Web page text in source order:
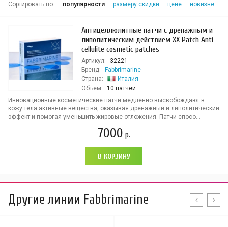
Сортировать по: популярности размеру скидки цене новизне
Антицеллюлитные патчи с дренажным и
липолитическим действием XX Patch Anti-
cellulite cosmetic patches
Артикул:
32221
Бренд:
Fabbrimarine
Страна:
Италия
Объем:
10 патчей
Инновационные косметические патчи медленно высвобождают в
кожу тела активные вещества, оказывая дренажный и липолитический
эффект и помогая уменьшить жировые отложения. Патчи спосо...
7000 р.
В КОРЗИНУ
Другие линии Fabbrimarine